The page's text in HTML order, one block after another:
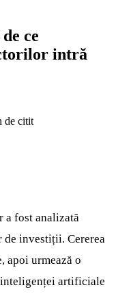
ce
intră
de citit
fost analizată
investiții. Cererea
apoi urmează o
inteligenței artificiale